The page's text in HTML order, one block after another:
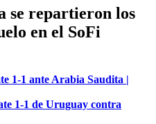
se repartieron los
en el SoFi
1-1 ante Arabia Saudita |
1-1 de Uruguay contra